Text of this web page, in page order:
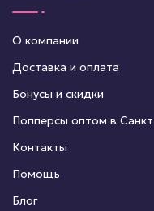
О компании
Доставка и оплата
Бонусы и скидки
Попперсы оптом в
Контакты
Помощь
Блог